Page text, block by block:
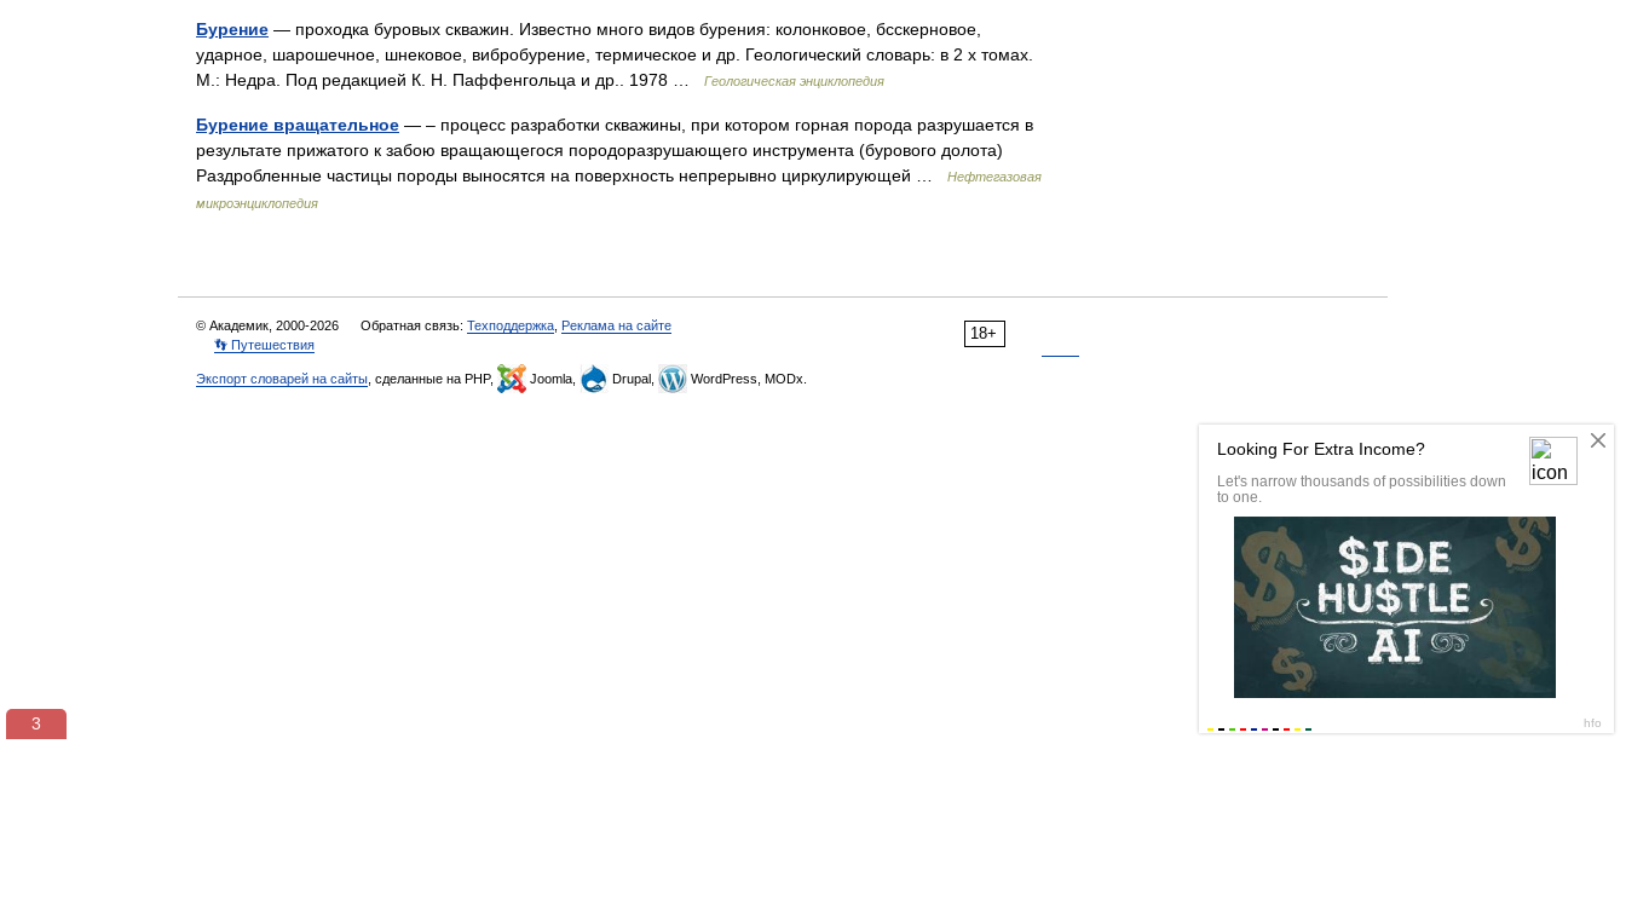
Бурение — проходка буровых скважин. Известно много видов бурения: колонковое, бсскерновое,
ударное, шарошечное, шнековое, вибробурение, термическое и др. Геологический словарь: в 2 х томах.
М.: Недра. Под редакцией К. Н. Паффенгольца и др.. 1978 …
Геологическая энциклопедия
Бурение вращательное — – процесс разработки скважины, при котором горная порода разрушается в
результате прижатого к забою вращающегося породоразрушающего инструмента (бурового долота)
Раздробленные частицы породы выносятся на поверхность непрерывно циркулирующей …
Нефтегазовая
микроэнциклопедия
18+
© Академик, 2000-2026 Обратная связь: Техподдержка Реклама на сайте
👣 Путешествия
Экспорт словарей на сайты , сделанные на PHP, Joomla, Drupal, WordPress, MODx.
3